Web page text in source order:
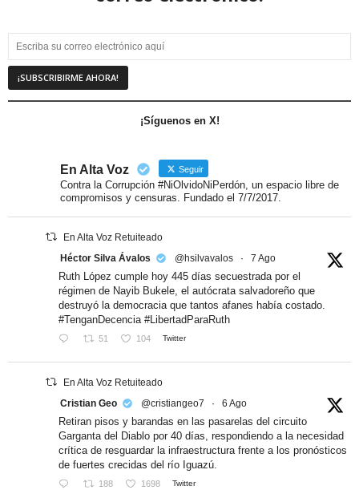
¡Síguenos en X!
En Alta Voz Seguir
Contra la Corrupción #NiOlvidoNiPerdón, un espacio libre de
compromisos y censuras. Fundado el 7/7/2017.
En Alta Voz Retuiteado
Héctor Silva Ávalos
@hsilvavalos · 7 Ago
Ruth López cumple hoy 445 días secuestrada por el
régimen de Nayib Bukele, el autócrata salvadoreño que
destruyó la democracia que tantos afanes había costado.
#TenganDecencia #LibertadParaRuth
51 104 Twitter
En Alta Voz Retuiteado
Cristian Geo
@cristiangeo7 · 6 Ago
Retiran pisos y barandas en las pasarelas del circuito
Garganta del Diablo por 40 días, respondiendo a la necesidad
crítica de resguardar la infraestructura frente a los pronósticos
de fuertes crecidas del río Iguazú.
188 1698 Twitter